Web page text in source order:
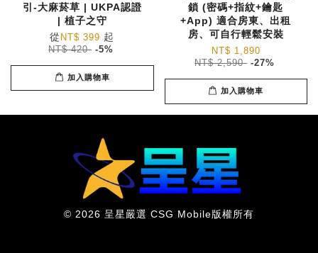
引-大麻菸草 | UKPA認證
| 植子之守
從 NT$ 399 起
NT$ 420 -5%
加入購物車
鎖 (密碼+指紋+鑰匙
+App) 適合房東、出租
房、可自行輕鬆安裝
NT$ 1,890
NT$ 2,590 -27%
加入購物車
© 2026 呈星嚴選 CSG Mobile版權所有